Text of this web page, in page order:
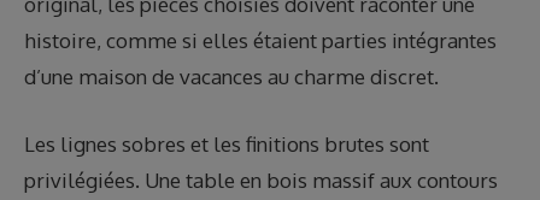
histoire, comme si elles étaient parties intégrantes
d’une maison de vacances au charme discret.
Les lignes sobres et les finitions brutes sont
privilégiées. Une table en bois massif aux contours